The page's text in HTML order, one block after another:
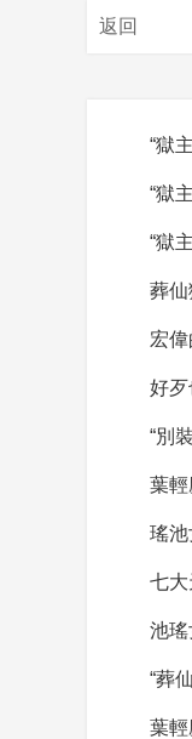
返回
“獄
“獄
“獄
葬仙
宏
好歹
“別
葉輕
瑤池
七大
池瑤
“葬
葉輕